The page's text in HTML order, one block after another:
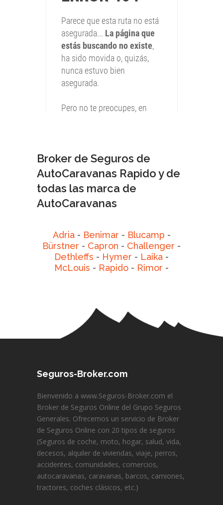
Broker de Seguros de
AutoCaravanas Rapido y de
todas las marca de
AutoCaravanas
Adria- Benimar - Blucamp -
Bürstner - Capron - Challenger -
Dethleffs - Hymer - Laika -
McLouis - Rapido - Rimor -
Seguros-Broker.com
Bienvenido a www.Seguros-Broker.com el
Broker de Seguros Online del Grupo Seguros
Generales. Ofrecemos un servicio de Broker
de Seguros Online con 20 tipos de seguros
(Seguros de coche, moto, hogar, salud, vida,
decesos, alquiler de viviendas, viaje, perros,
accidentes, comunidades, comercios,
autocaravanas, caravanas, barcos, camiones,
tractores, coches clásicos, etc.)